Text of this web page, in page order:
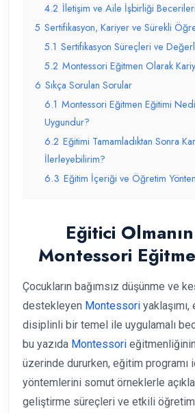
4.2 İletişim ve Aile İşbirliği Becerileri
5 Sertifikasyon, Kariyer ve Sürekli
5.1 Sertifikasyon Süreçleri ve
5.2 Montessori Eğitmen Olarak
6 Sıkça Sorulan Sorular
6.1 Montessori Eğitmen Eğitimi
Uygundur?
6.2 Eğitimi Tamamladıktan Sonra
İlerleyebilirim?
6.3 Eğitim İçeriği ve Öğretim
Eğitici
Montessori
Çocukların bağımsız düşünme ve
destekleyen Montessori
disiplinli bir temel ile uygulamalı
bu yazıda Montessori
üzerinde dururken, eğitim programı
yöntemlerini somut örneklerle
geliştirme süreçleri ve etkili öğretim